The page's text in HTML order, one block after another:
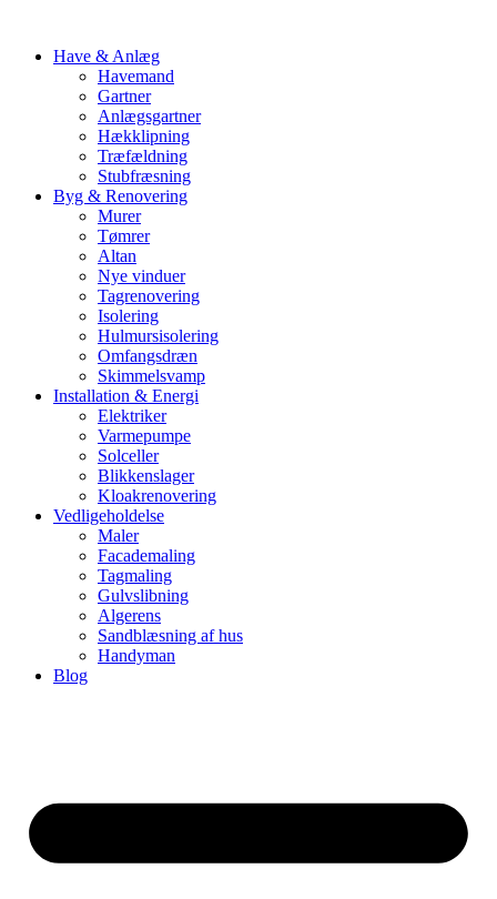
Have & Anlæg
Havemand
Gartner
Anlægsgartner
Hækklipning
Træfældning
Stubfræsning
Byg & Renovering
Murer
Tømrer
Altan
Nye vinduer
Tagrenovering
Isolering
Hulmursisolering
Omfangsdræn
Skimmelsvamp
Installation & Energi
Elektriker
Varmepumpe
Solceller
Blikkenslager
Kloakrenovering
Vedligeholdelse
Maler
Facademaling
Tagmaling
Gulvslibning
Algerens
Sandblæsning af hus
Handyman
Blog